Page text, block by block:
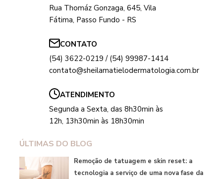
Rua Thomáz Gonzaga, 645, Vila
Fátima, Passo Fundo - RS
CONTATO
(54) 3622-0219 / (54) 99987-1414
contato@sheilamatielodermatologia.com.br
ATENDIMENTO
Segunda a Sexta, das 8h30min às
12h, 13h30min às 18h30min
ÚLTIMAS DO BLOG
Remoção de tatuagem e skin reset: a
tecnologia a serviço de uma nova fase da